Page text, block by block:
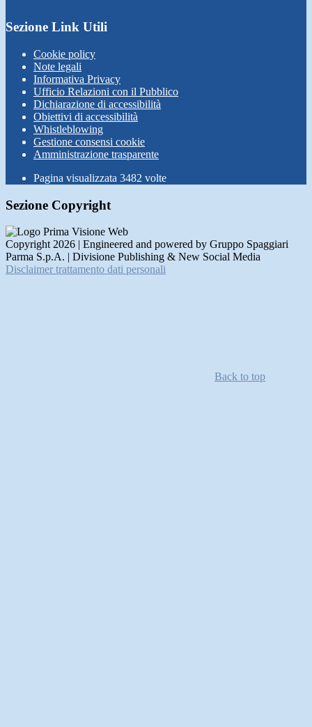
Sezione Link Utili
Cookie policy
Note legali
Informativa Privacy
Ufficio Relazioni con il Pubblico
Dichiarazione di accessibilità
Obiettivi di accessibilità
Whistleblowing
Gestione consensi cookie
Amministrazione trasparente
Pagina visualizzata 3482 volte
Sezione Copyright
Copyright 2026 | Engineered and powered by Gruppo Spaggiari
Parma S.p.A. | Divisione Publishing & New Social Media
Disclaimer trattamento dati personali
Back to top